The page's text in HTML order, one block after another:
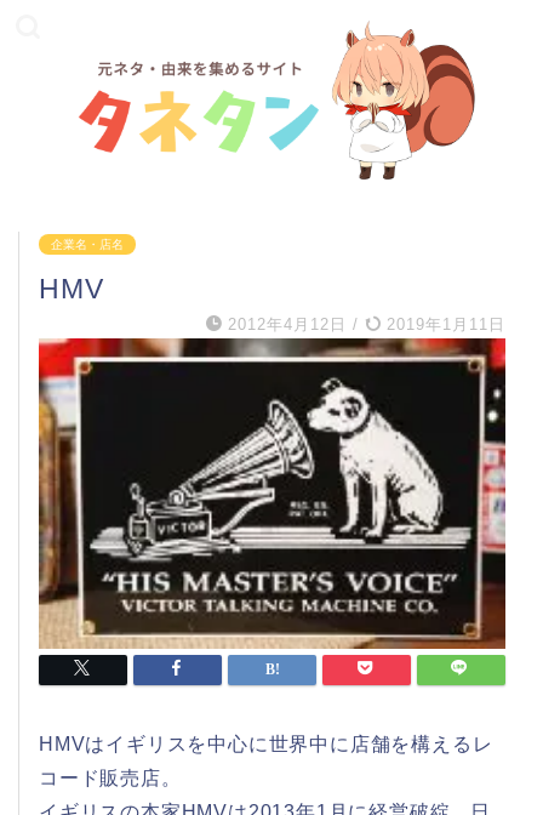
企業名・店名
HMV
2012年4月12日 / 2019年1月11日
HMVはイギリスを中心に世界中に店舗を構えるレ
コード販売店。